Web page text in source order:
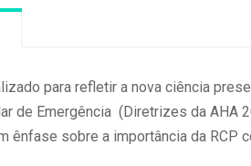
para refletir a nova ciência
de Emergência (Diretrizes da
ênfase sobre a importância da RCP